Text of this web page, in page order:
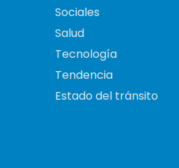
Sociales
Salud
Tecnología
Tendencia
Estado del tránsito